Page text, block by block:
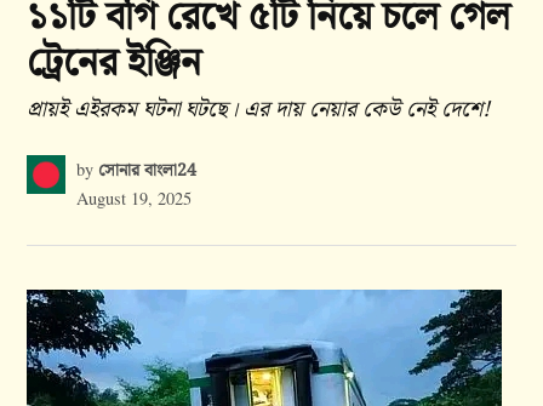
১১টি বগি রেখে ৫টি নিয়ে চলে গেল
ট্রেনের ইঞ্জিন
প্রায়ই এইরকম ঘটনা ঘটছে। এর দায় নেয়ার কেউ নেই দেশে!
by সোনার বাংলা24
August 19, 2025